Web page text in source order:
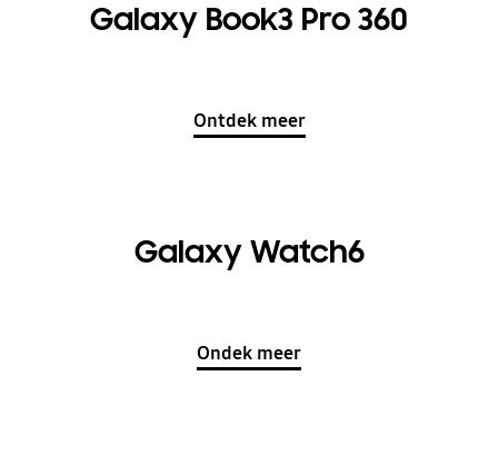
Galaxy Book3 Pro 360
Ontdek meer
Galaxy Watch6
Ondek meer